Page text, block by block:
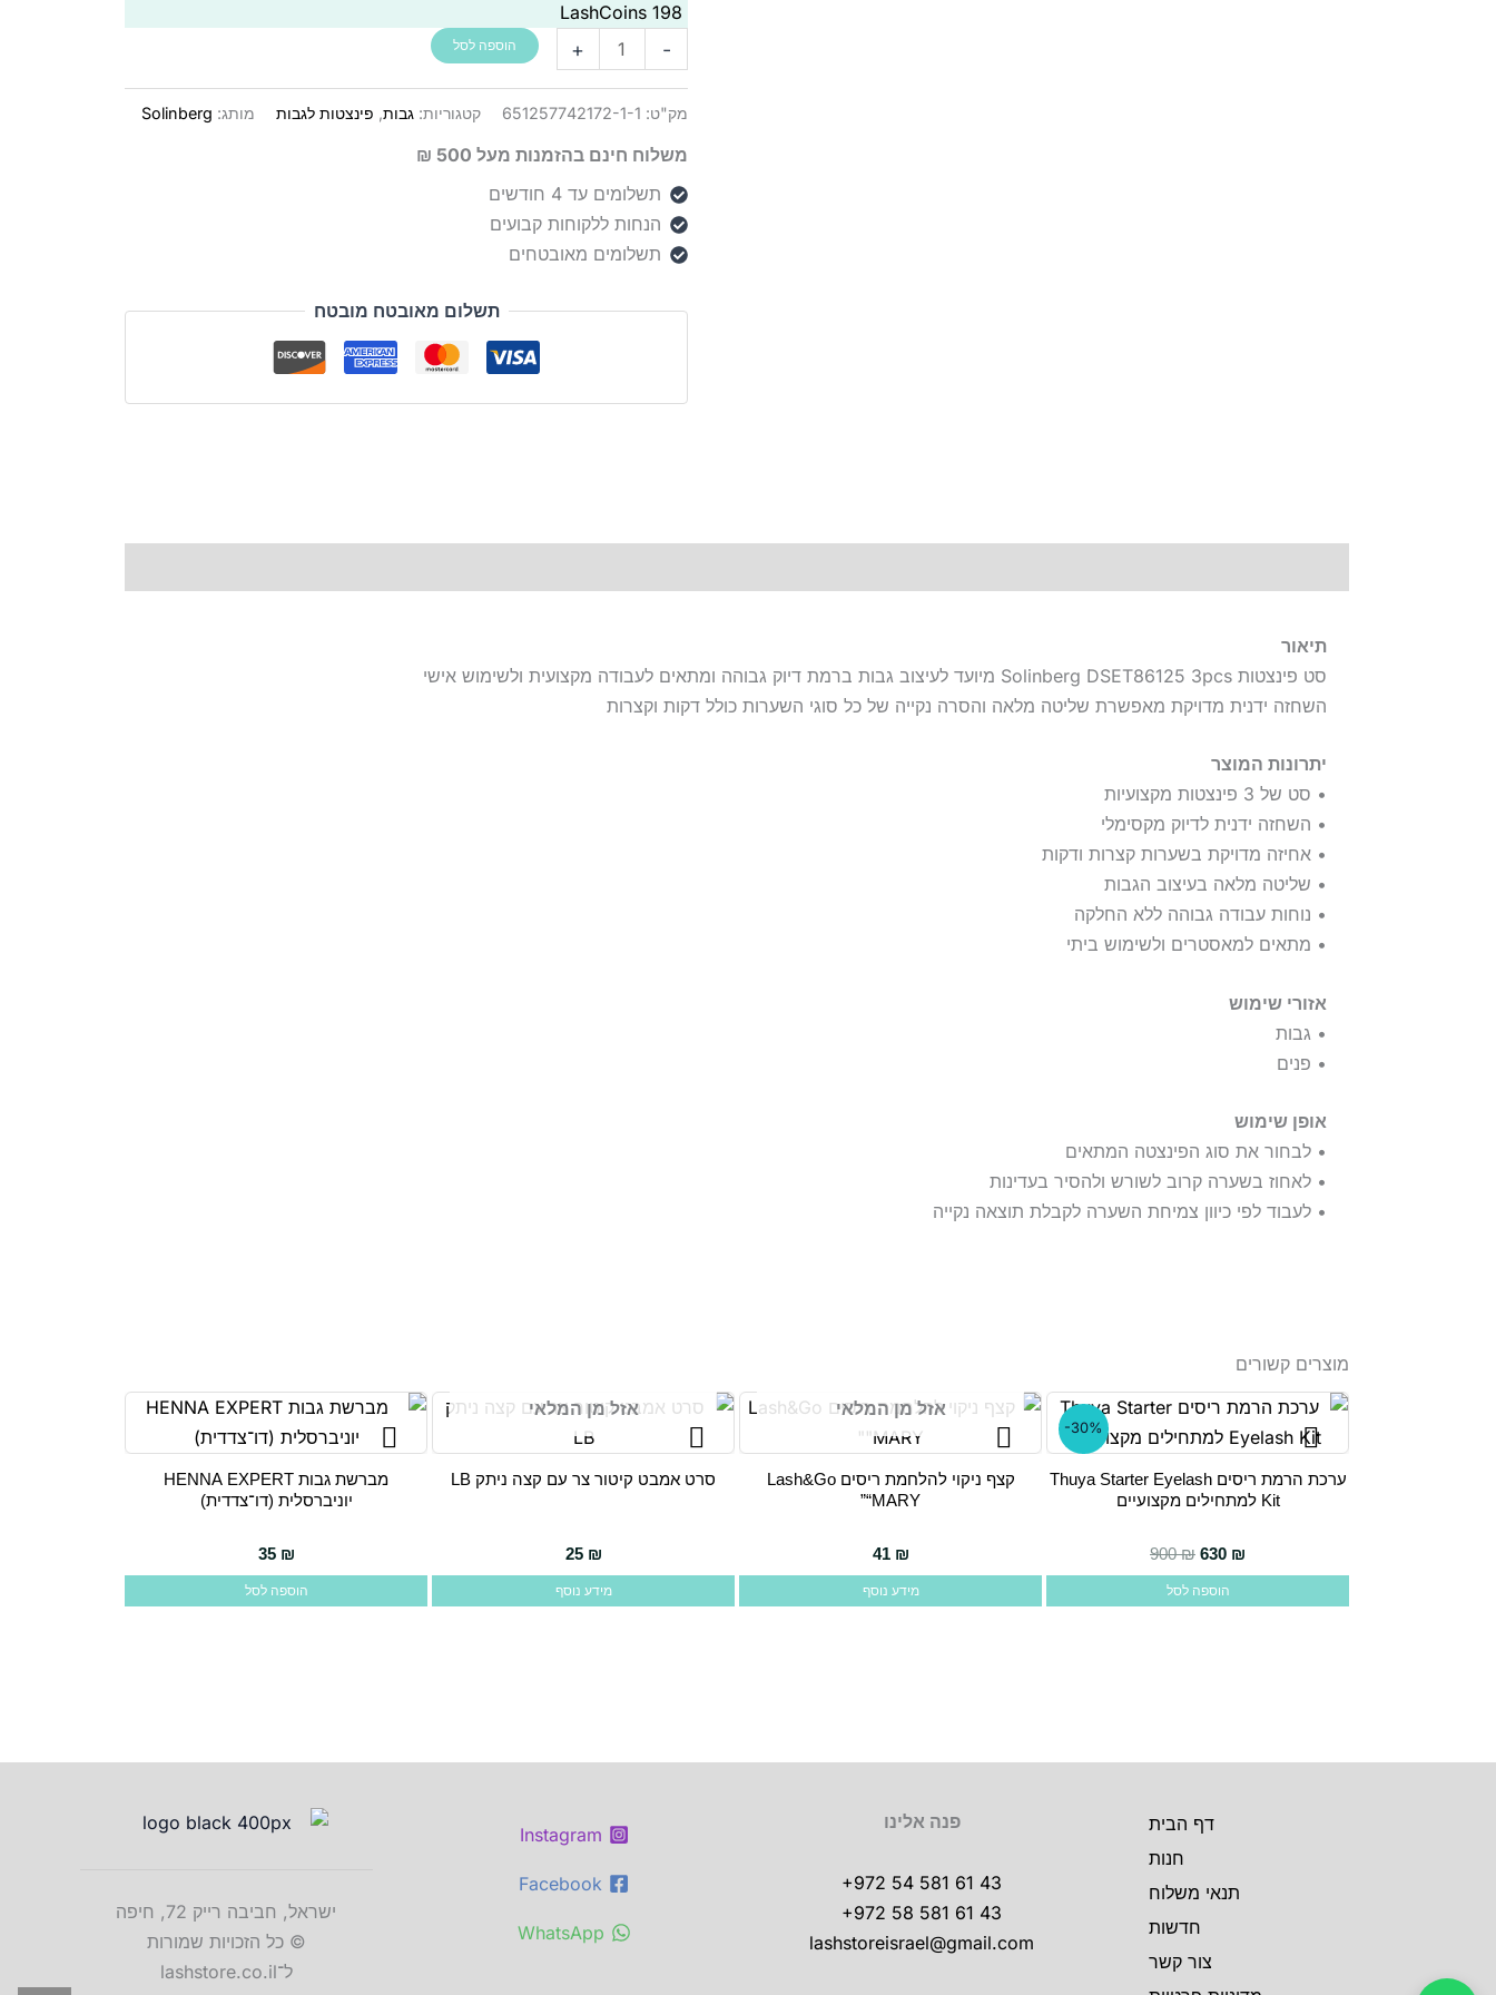
198
-
של
לגבות
Solinberg
DSET86125
3pcs
ידנית
+ הוספה לסל
מק"ט: 651257742172-1-1 קטגוריות: גבות, פינצטות לגבות מותג: Solinberg
משלוח חינם בהזמנות מעל 500 ₪
תשלומים עד 4 חודשים
הנחות ללקוחות קבועים
תשלומים מאובטחים
תשלום מאובטח מובטח
תיאור
סט פינצטות Solinberg DSET86125 3pcs מיועד לעיצוב גבות ברמת דיוק גבוהה ומתאים לעבודה מקצועית ולשימוש אישי
השחזה ידנית מדויקת מאפשרת שליטה מלאה והסרה נקייה של כל סוגי השערות כולל דקות וקצרות
יתרונות המוצר
• סט של 3 פינצטות מקצועיות
• השחזה ידנית לדיוק מקסימלי
• אחיזה מדויקת בשערות קצרות ודקות
• שליטה מלאה בעיצוב הגבות
• נוחות עבודה גבוהה ללא החלקה
• מתאים למאסטרים ולשימוש ביתי
אזורי שימוש
• גבות
• פנים
אופן שימוש
• לבחור את סוג הפינצטה המתאים
• לאחוז בשערה קרוב לשורש ולהסיר בעדינות
• לעבוד לפי כיוון צמיחת השערה לקבלת תוצאה נקייה
מוצרים קשורים
-30%
ערכת הרמת ריסים Thuya Starter Eyelash
Kit למתחילים מקצועיים
900₪ 630 ₪
הוספה לסל
אזל מן המלאי
קצף ניקוי להלחמת ריסים Lash&Go
“MARY”
41 ₪
מידע נוסף
אזל מן המלאי
סרט אמבט קיטור צר עם קצה ניתק LB
25 ₪
מידע נוסף
מברשת גבות HENNA EXPERT
יוניברסלית (דו־צדדית)
35 ₪
הוספה לסל
דף הבית
חנות
תנאי משלוח
חדשות
צור קשר
פנה אלינו
+972 54 581 61 43
+972 58 581 61 43
lashstoreisrael@gmail.com
Instagram
Facebook
WhatsApp
ישראל, חביבה רייק 72, חיפה
© כל הזכויות שמורות
ל־lashstore.co.il